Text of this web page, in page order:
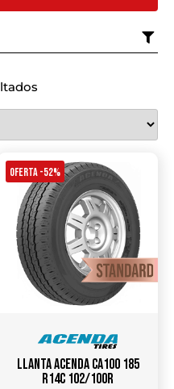
OFERTA -52%
Llanta ACENDA CA100 185
R14C 102/100R